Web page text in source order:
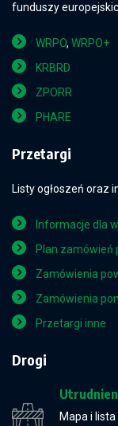
funduszy
WRPO, WRPO+
KRBRD
ZPORR
PHARE
Przetargi
Listy ogłoszeń oraz
Informacje dla
Plan zamówień
Zamówienia
Zamówienia
Przetargi inne
Drogi
Mapa i